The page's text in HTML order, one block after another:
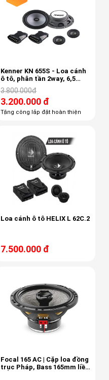
Kenner KN 655S - Loa cánh
ô tô, phân tần 2way, 6,5
inch, 90db
3.800.000đ
3.200.000 đ
Tặng công lắp đặt hoàn thiện
Loa cánh ô tô HELIX L 62C.2
7.500.000 đ
Focal 165 AC | Cặp loa đồng
trục Pháp, Bass 165mm liền